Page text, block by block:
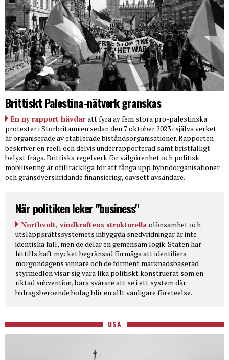
Brittiskt Palestina-nätverk granskas
En ny rapport hävdar att fyra av fem stora pro-palestinska
protester i Storbritannien sedan den 7 oktober 2023 i själva verket
är organiserade av etablerade biståndsorganisationer. Rapporten
beskriver en reell och delvis underrapporterad samt bristfälligt
belyst fråga. Brittiska regelverk för välgörenhet och politisk
mobilisering är otillräckliga för att fånga upp hybridorganisationer
och gränsöverskridande finansiering, oavsett avsändare.
När politiken leker "business"
Northvolt, vindkraftens strukturella olönsamhet och
utsläppsrättssystemets inbyggda snedvridningar är inte
identiska fall, men de delar en gemensam logik. Staten har
hittills haft mycket begränsad förmåga att identifiera
morgondagens vinnare och de förment marknadsbaserad
styrmedlen visar sig vara lika politiskt konstruerat som en
riktad subvention, bara svårare att se i ett system där
bidragsberoende bolag blir en allt vanligare företeelse.
USA